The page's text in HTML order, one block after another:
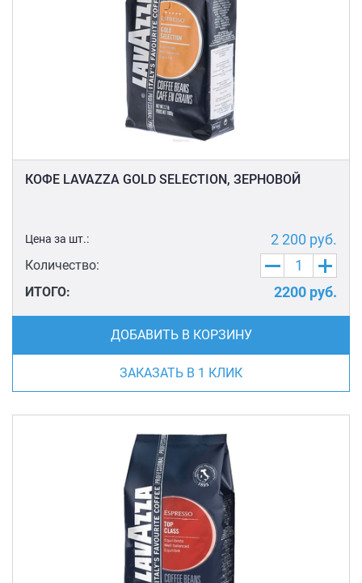
КОФЕ LAVAZZA GOLD SELECTION, ЗЕРНОВОЙ
Цена за шт.: 2 200 руб.
Количество:
ИТОГО:
2200 руб.
ДОБАВИТЬ В КОРЗИНУ
ЗАКАЗАТЬ В 1 КЛИК